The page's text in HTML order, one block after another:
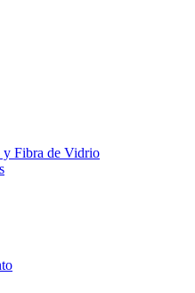
y Fibra de Vidrio